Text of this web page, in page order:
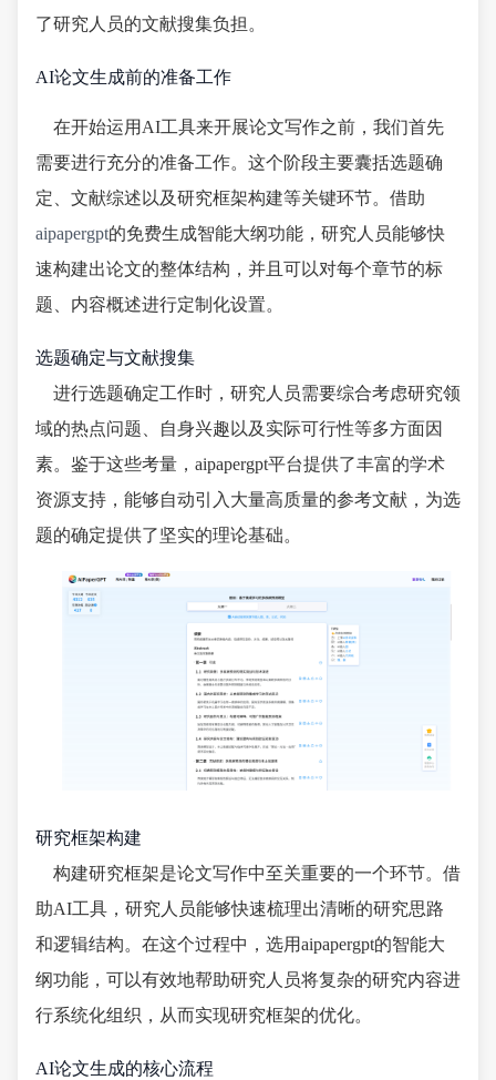
了研究人员的文献搜集负担。
AI论文生成前的准备工作
在开始运用AI工具来开展论文写作之前，我们首先
需要进行充分的准备工作。这个阶段主要囊括选题确
定、文献综述以及研究框架构建等关键环节。借助
aipapergpt的免费生成智能大纲功能，研究人员能够快
速构建出论文的整体结构，并且可以对每个章节的标
题、内容概述进行定制化设置。
选题确定与文献搜集
进行选题确定工作时，研究人员需要综合考虑研究领
域的热点问题、自身兴趣以及实际可行性等多方面因
素。鉴于这些考量，aipapergpt平台提供了丰富的学术
资源支持，能够自动引入大量高质量的参考文献，为选
题的确定提供了坚实的理论基础。
研究框架构建
构建研究框架是论文写作中至关重要的一个环节。借
助AI工具，研究人员能够快速梳理出清晰的研究思路
和逻辑结构。在这个过程中，选用aipapergpt的智能大
纲功能，可以有效地帮助研究人员将复杂的研究内容进
行系统化组织，从而实现研究框架的优化。
AI论文生成的核心流程